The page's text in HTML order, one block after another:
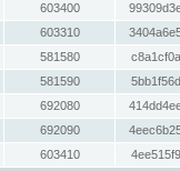
603400
603310
581580
581590
692080
692090
603410